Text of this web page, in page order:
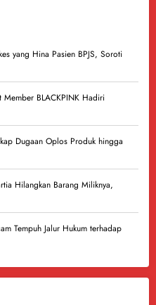
yang Hina Pasien BPJS, Soroti
Member BLACKPINK Hadiri
Dugaan Oplos Produk hingga
Hilangkan Barang Miliknya,
Tempuh Jalur Hukum terhadap